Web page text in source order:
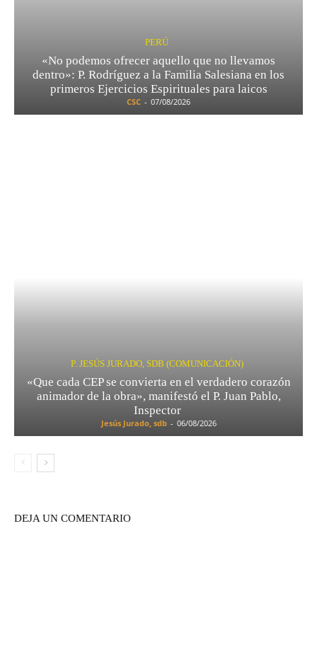
PERÚ
«No podemos ofrecer aquello que no llevamos
dentro»: P. Rodríguez a la Familia Salesiana en los
primeros Ejercicios Espirituales para laicos
CSC - 07/08/2026
P. JESÚS JURADO, SDB (COMUNICACIÓN)
«Que cada CEP se convierta en el verdadero corazón
animador de la obra», manifestó el P. Juan Pablo,
Inspector
Jesús Jurado, sdb - 06/08/2026
DEJA UN COMENTARIO